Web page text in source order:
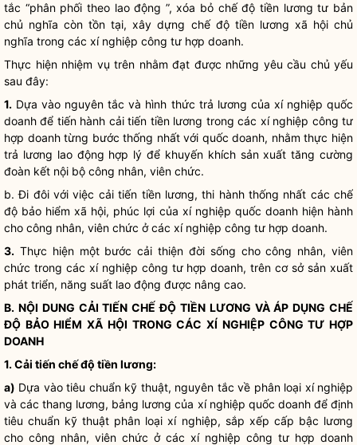
tắc “phân phối theo lao động ”, xóa bỏ chế độ tiền lương tư bản
chủ nghĩa còn tồn tại, xây dựng chế độ tiền lương xã hội chủ
nghĩa trong các xí nghiệp công tư hợp doanh.
Thực hiện nhiệm vụ trên nhằm đạt được những yêu cầu chủ yếu
sau đây:
1. Dựa vào nguyên tắc và hình thức trả lương của xí nghiệp quốc
doanh để tiến hành cải tiến tiền lương trong các xí nghiệp công tư
hợp doanh từng bước thống nhất với quốc doanh, nhằm thực hiện
trả lương lao động hợp lý để khuyến khích sản xuất tăng cường
đoàn kết nội bộ công nhân, viên chức.
b. Đi đôi với việc cải tiến tiền lương, thi hành thống nhất các chế
độ bảo hiểm xã hội, phúc lợi của xí nghiệp quốc doanh hiện hành
cho công nhân, viên chức ở các xí nghiệp công tư hợp doanh.
3. Thực hiện một bước cải thiện đời sống cho công nhân, viên
chức trong các xí nghiệp công tư hợp doanh, trên cơ sở sản xuất
phát triển, năng suất lao động được nâng cao.
B. NỘI DUNG CẢI TIẾN CHẾ ĐỘ TIỀN LƯƠNG VÀ ÁP DỤNG CHẾ
ĐỘ BẢO HIỂM XÃ HỘI TRONG CÁC XÍ NGHIỆP CÔNG TƯ HỢP
DOANH
1. Cải tiến chế độ tiền lương:
a) Dựa vào tiêu chuẩn kỹ thuật, nguyên tắc về phân loại xí nghiệp
và các thang lương, bảng lương của xí nghiệp quốc doanh để định
tiêu chuẩn kỹ thuật phân loại xí nghiệp, sắp xếp cấp bậc lương
cho công nhân, viên chức ở các xí nghiệp công tư hợp doanh